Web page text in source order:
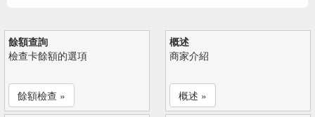
餘額查詢
檢查卡餘額的選項
餘額檢查 »
概述
商家介紹
概述 »